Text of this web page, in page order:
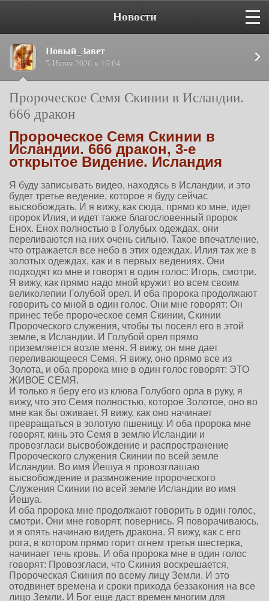
Новости
Новый_Завет
5 Июня 2026 в 16:04
Пророческое Семя Скинии в Исландии.
666 дракон
Пророческое Семя Скинии в
Исландии. 666 дракон, 3-е
открытое Видение. Исландия
Я буду записывать видео, находясь в Исландии, и это
будет третье ведение, которое я буду сейчас
высвобождать. И я вижу, как сюда, прямо ко мне, идет
пророк Илия, и идет также благословенный пророк
Енох. Енох полностью в Голубых одеждах, они
переливаются на них очень сильно. Такое впечатление,
что отражается все небо в этих одеждах. Илия так же в
золотых одеждах, как и в первых ведениях. Они
подходят ко мне и говорят в один голос: Игорь, смотри.
Я вижу, как прямо надо мной кружит во всем своим
великолепии Голубой орел. И оба пророка продолжают
говорить со мной в один голос. Они мне говорят: Он
принес тебе пророческое семя Скинии, Скинии
Пророческого служения, чтобы ты посеял его в этой
земле, в Исландии. И Голубой орел прямо
приземляется возле меня. Я вижу, он мне дает
переливающееся Семя. Я вижу, оно прямо все из
Золота, и оба пророка мне в один голос говорят: ЭТО
ЖИВОЕ СЕМЯ.
И только я беру его из клюва Голубого орла в руку, я
вижу, что это Семя полностью, которое Золотое, оно во
мне как бы оживает. Я вижу, как оно начинает
превращаться в золотую пшеницу. И оба пророка мне
говорят, кинь это Семя в землю Исландии и
провозгласи высвобождение и распространение
Пророческого служения Скинии по всей земле
Исландии. Во имя Йешуа я провозглашаю
высвобождение и размножение пророческого
Служения Скинии по всей земле Исландии во имя
Йешуа.
И оба пророка мне продолжают говорить в один голос,
смотри. Они мне говорят, повернись. Я поворачиваюсь,
и я опять начинаю видеть дракона. Я вижу, как с его
рога, в котором прямо горит огнем третья шестерка,
начинает течь кровь. И оба пророка мне в один голос
говорят: Провозгласи, что Скиния воскрешается,
Пророческая Скиния по всему лицу Земли. И это
отодвинет времена и сроки прихода беззакония на все
лицо Земли. И Бог еще даст времен многим для